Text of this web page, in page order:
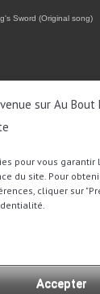
sur Au Bout
pour vous
du site. Pour
cliquer sur
Accepter
Sword (Original song)
Tweet to